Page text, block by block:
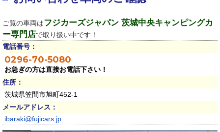
ご覧の車両はフジカーズジャパン 茨城中央キャンピングカ
ー専門店で取り扱い中です！
電話番号：
0296-70-5080
お急ぎの方は直接お電話下さい！
住所：
茨城県笠間市旭町452-1
メールアドレス：
ibaraki@fujicars.jp